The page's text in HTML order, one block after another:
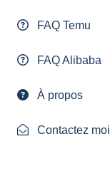
FAQ Temu
FAQ Alibaba
À propos
Contactez moi